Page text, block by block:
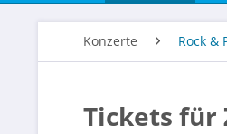
Konzerte Rock &
Tickets für